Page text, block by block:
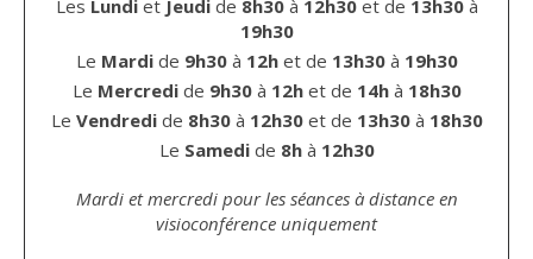
Les Lundiet Jeudide 8h30à 12h30et de 13h30à
19h30
Le Mardide 9h30à 12het de 13h30à 19h30
Le Mercredide 9h30à 12het de 14hà 18h30
Le Vendredide 8h30à 12h30et de 13h30à 18h30
Le Samedide 8hà 12h30
Mardi et mercredi pour les séances à distance en
visioconférence uniquement